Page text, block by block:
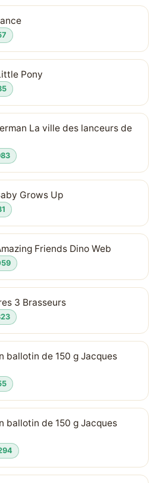
Pony
La ville des lanceurs de
Grows Up
Friends Dino Web
3 Brasseurs
ballotin de 150 g Jacques
ballotin de 150 g Jacques